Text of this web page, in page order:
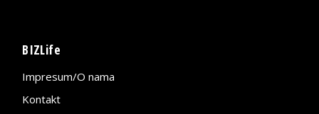
BIZLife
Impresum/O nama
Kontakt